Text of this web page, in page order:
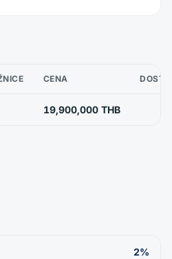
CENA
19,900,000 THB
2%